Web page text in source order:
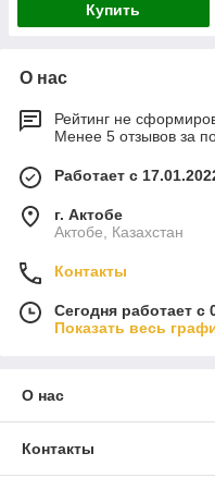
Купить
О нас
Рейтинг не
Менее 5 отзывов за
Работает с
г. Актобе
Актобе, Казахстан
Контакты
Сегодня работает с
Показать весь
О нас
Контакты